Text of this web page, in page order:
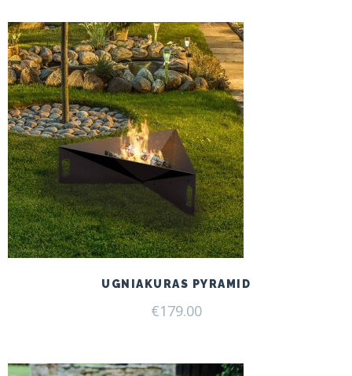
UGNIAKURAS PYRAMID
€179.00